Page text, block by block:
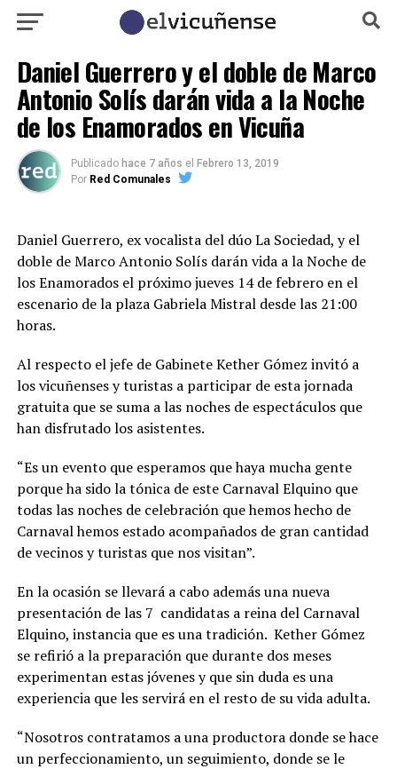
Daniel Guerrero y el doble de Marco
Antonio Solís darán vida a la Noche
de los Enamorados en Vicuña
Publicado hace 7 años el Febrero 13, 2019
Por Red Comunales
Daniel Guerrero, ex vocalista del dúo La Sociedad, y el
doble de Marco Antonio Solís darán vida a la Noche de
los Enamorados el próximo jueves 14 de febrero en el
escenario de la plaza Gabriela Mistral desde las 21:00
horas.
Al respecto el jefe de Gabinete Kether Gómez invitó a
los vicuñenses y turistas a participar de esta jornada
gratuita que se suma a las noches de espectáculos que
han disfrutado los asistentes.
“Es un evento que esperamos que haya mucha gente
porque ha sido la tónica de este Carnaval Elquino que
todas las noches de celebración que hemos hecho de
Carnaval hemos estado acompañados de gran cantidad
de vecinos y turistas que nos visitan”.
En la ocasión se llevará a cabo además una nueva
presentación de las 7 candidatas a reina del Carnaval
Elquino, instancia que es una tradición. Kether Gómez
se refirió a la preparación que durante dos meses
experimentan estas jóvenes y que sin duda es una
experiencia que les servirá en el resto de su vida adulta.
“Nosotros contratamos a una productora donde se hace
un perfeccionamiento, un seguimiento, donde se le